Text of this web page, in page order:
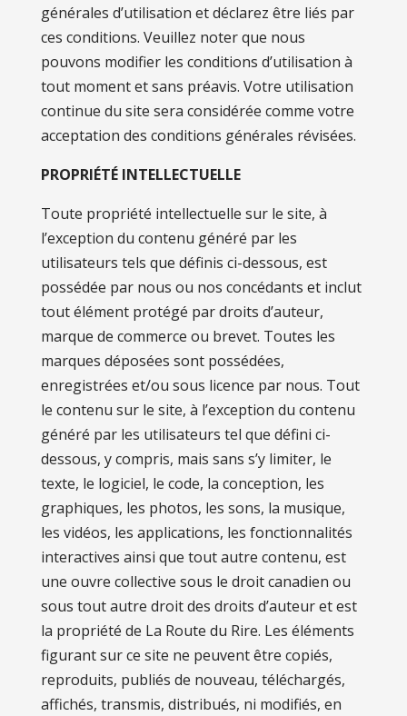
générales d’utilisation et déclarez être liés par
ces conditions. Veuillez noter que nous
pouvons modifier les conditions d’utilisation à
tout moment et sans préavis. Votre utilisation
continue du site sera considérée comme votre
acceptation des conditions générales révisées.
PROPRIÉTÉ INTELLECTUELLE
Toute propriété intellectuelle sur le site, à
l’exception du contenu généré par les
utilisateurs tels que définis ci-dessous, est
possédée par nous ou nos concédants et inclut
tout élément protégé par droits d’auteur,
marque de commerce ou brevet. Toutes les
marques déposées sont possédées,
enregistrées et/ou sous licence par nous. Tout
le contenu sur le site, à l’exception du contenu
généré par les utilisateurs tel que défini ci-
dessous, y compris, mais sans s’y limiter, le
texte, le logiciel, le code, la conception, les
graphiques, les photos, les sons, la musique,
les vidéos, les applications, les fonctionnalités
interactives ainsi que tout autre contenu, est
une ouvre collective sous le droit canadien ou
sous tout autre droit des droits d’auteur et est
la propriété de La Route du Rire. Les éléments
figurant sur ce site ne peuvent être copiés,
reproduits, publiés de nouveau, téléchargés,
affichés, transmis, distribués, ni modifiés, en